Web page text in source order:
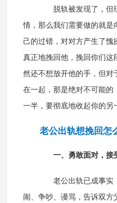
脱轨被发现了，但
情，那么我们需要做的就是
己的过错，对对方产生了愧
真正地挽回他，挽回你们这
然还不想放开他的手，但对
在一起，那是绝对不可能的
一半，要彻底地收起你的另
老公出轨想挽回怎
一、勇敢面对，接
老公出轨已成事实
闹、争吵、谩骂，告诉双方